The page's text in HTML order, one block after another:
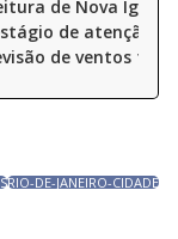
de Nova
de atenção
de ventos
RIO-DE-JANEIRO-CIDADE